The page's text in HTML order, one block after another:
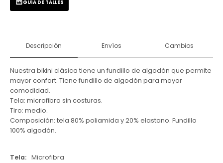
GUÍA DE TALLES
Descripción Envíos Cambios
Nuestra bikini clásica tiene un fundillo de algodón que permite
mayor confort. Tiene fundillo de algodón para mayor
comodidad.
Tela: microfibra sin costuras.
Tiro: medio.
Composición: tela 80% poliamida y 20% elastano. Fundillo
100% algodón.
Tela
Microfibra